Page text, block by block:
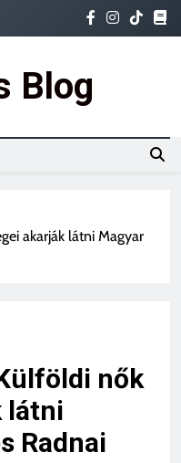
Blog
akarják látni Magyar
nők
látni
Radnai